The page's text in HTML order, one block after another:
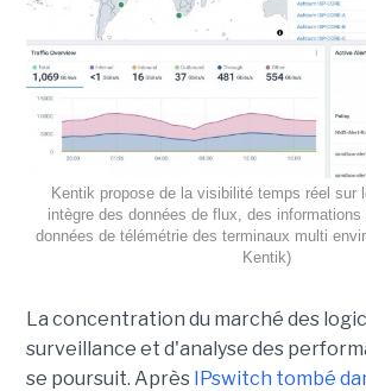
Kentik propose de la visibilité temps réel sur
intègre des données de flux, des informations
données de télémétrie des terminaux multi
Kentik)
La concentration du marché des
surveillance et d'analyse des
se poursuit. Après IPswitch tombé